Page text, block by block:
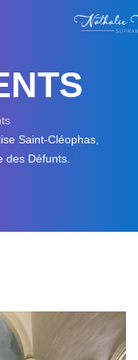
Saint-Cléophas,
des Défunts.